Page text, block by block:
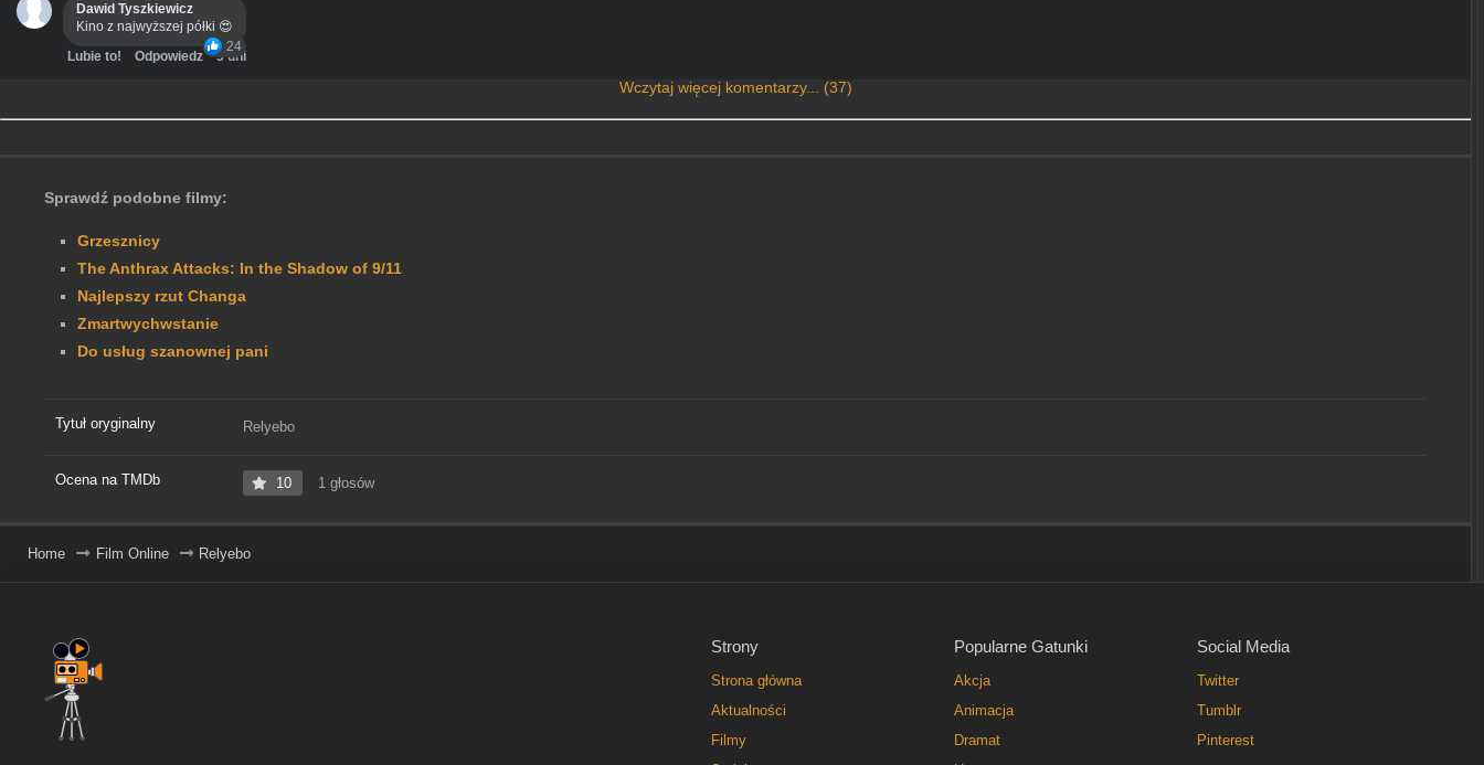
Dawid Tyszkiewicz
Kino z najwyższej półki 😍
24
Lubie to! Odpowiedz 3 dni
Wczytaj więcej komentarzy... (37)
Sprawdź podobne filmy:
Grzesznicy
The Anthrax Attacks: In the Shadow of 9/11
Najlepszy rzut Changa
Zmartwychwstanie
Do usług szanownej pani
Tytuł oryginalny Relyebo
Ocena na TMDb 10 1 głosów
Home Film Online Relyebo
Strony
Strona główna
Aktualności
Filmy
Popularne Gatunki
Akcja
Animacja
Dramat
Social Media
Twitter
Tumblr
Pinterest